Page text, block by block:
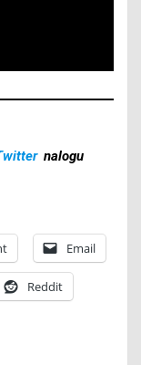
nalogu
Email
Reddit